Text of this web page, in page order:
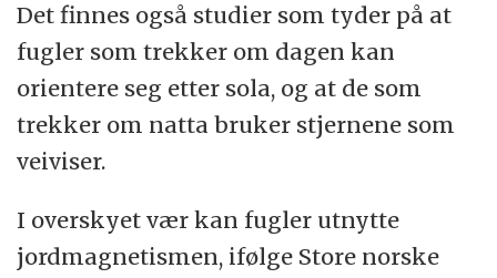
Det finnes også studier som tyder på at
fugler som trekker om dagen kan
orientere seg etter sola, og at de som
trekker om natta bruker stjernene som
veiviser.
I overskyet vær kan fugler utnytte
jordmagnetismen, ifølge Store norske